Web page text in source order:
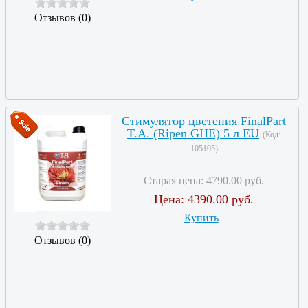
Отзывов (0)
Отзывов (0)
Стимулятор цветения FinalPart
T.A. (Ripen GHE) 5 л EU (Код:
105105)
Старая цена:4790.00 руб.
Цена: 4390.00 руб.
Купить